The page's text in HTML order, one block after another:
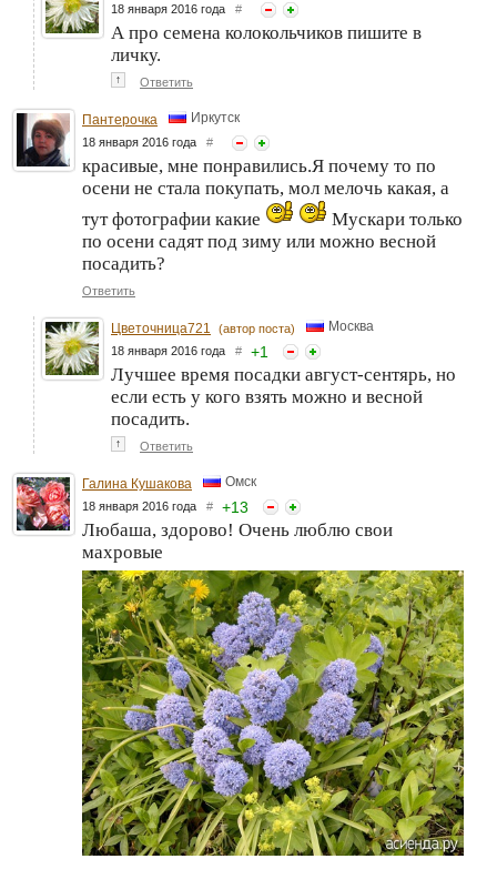
18 января 2016 года #
А про семена колокольчиков пишите в
личку.
↑ Ответить
Пантерочка Иркутск
18 января 2016 года #
красивые, мне понравились.Я почему то по
осени не стала покупать, мол мелочь какая, а
тут фотографии какие
Мускари только
по осени садят под зиму или можно весной
посадить?
Ответить
Цветочница721 (автор поста) Москва
18 января 2016 года # +1
Лучшее время посадки август-сентярь, но
если есть у кого взять можно и весной
посадить.
↑ Ответить
Галина Кушакова Омск
18 января 2016 года # +13
Любаша, здорово! Очень люблю свои
махровые